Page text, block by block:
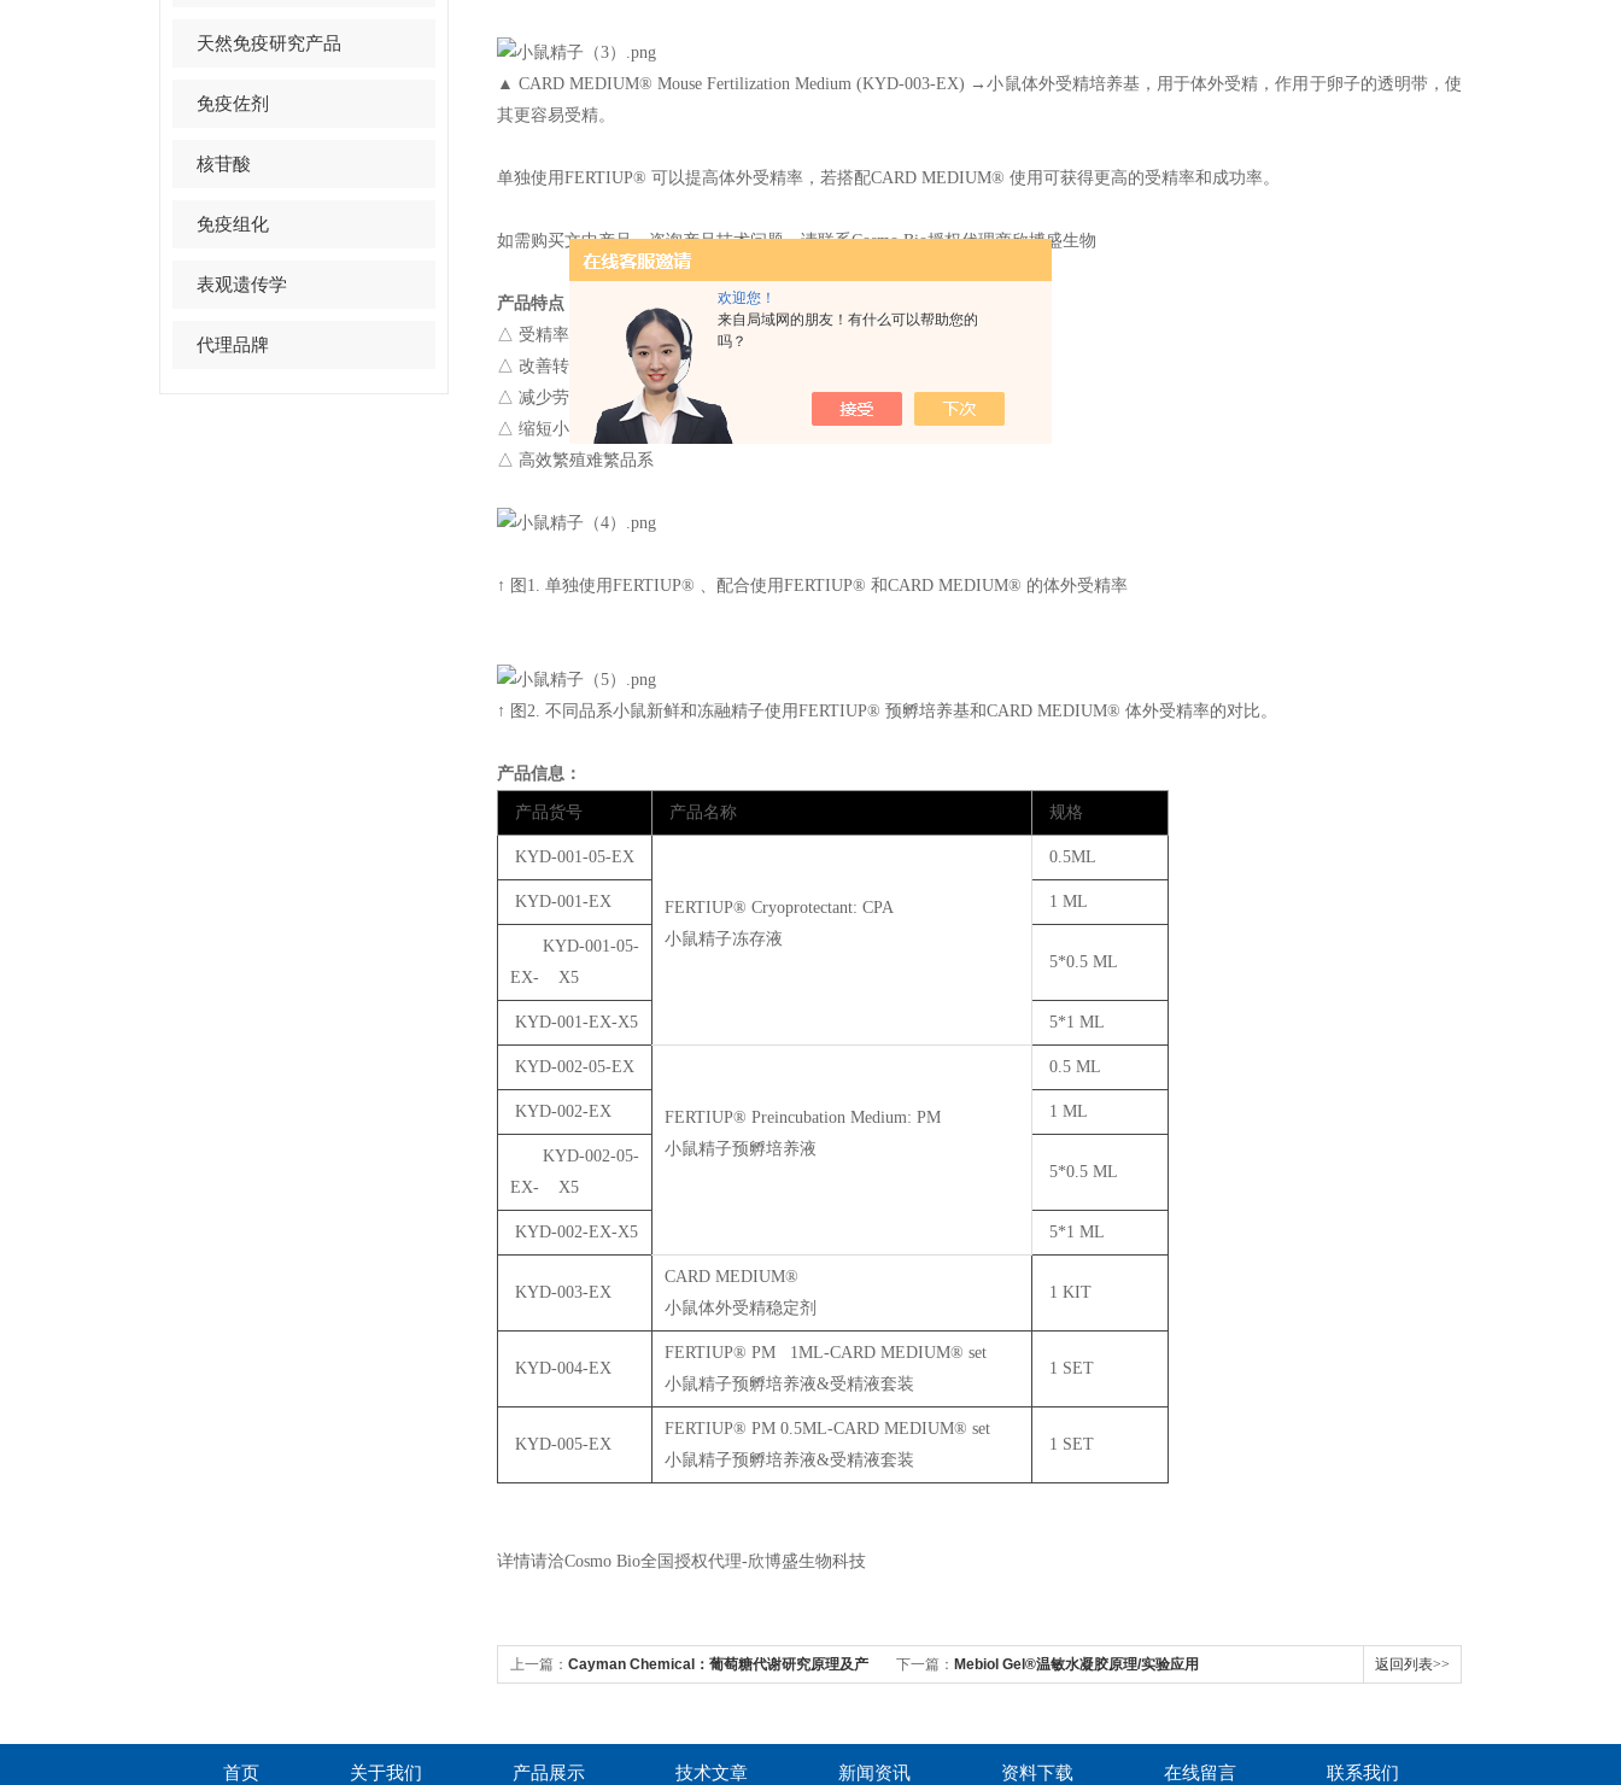
欢迎您！
来自局域网的朋友！有什么可以帮助您的
吗？
天然免疫研究产品
免疫佐剂
核苷酸
免疫组化
表观遗传学
代理品牌
▲ CARD MEDIUM® Mouse Fertilization Medium (KYD-003-EX) →小鼠体外受精培养基，用于体外受精，作用于卵子的透明带，使
其更容易受精。
单独使用FERTIUP® 可以提高体外受精率，若搭配CARD MEDIUM® 使用可获得更高的受精率和成功率。
如需购买文中产品，咨询产品技术问题，请联系Cosmo Bio授权代理商欣博盛生物
产品特点：
△ 受精率高达80%以上
△ 改善转基因小鼠管理(Tg/KO)
△ 减少劳动力、设施和饲养成本
△ 缩短小鼠繁育时间
△ 高效繁殖难繁品系
↑ 图1. 单独使用FERTIUP® 、配合使用FERTIUP® 和CARD MEDIUM® 的体外受精率
↑ 图2. 不同品系小鼠新鲜和冻融精子使用FERTIUP® 预孵培养基和CARD MEDIUM® 体外受精率的对比。
产品信息：
产品货号 产品名称 规格
KYD-001-05-EX
FERTIUP® Cryoprotectant: CPA
小鼠精子冻存液
0.5ML
KYD-001-EX 1 ML
KYD-001-05-
EX- X5
5*0.5 ML
KYD-001-EX-X5 5*1 ML
KYD-002-05-EX
FERTIUP® Preincubation Medium: PM
小鼠精子预孵培养液
0.5 ML
KYD-002-EX 1 ML
KYD-002-05-
EX- X5
5*0.5 ML
KYD-002-EX-X5 5*1 ML
KYD-003-EX
CARD MEDIUM®
小鼠体外受精稳定剂
1 KIT
KYD-004-EX
FERTIUP® PM 1ML-CARD MEDIUM® set
小鼠精子预孵培养液&受精液套装
1 SET
KYD-005-EX
FERTIUP® PM 0.5ML-CARD MEDIUM® set
小鼠精子预孵培养液&受精液套装
1 SET
详情请洽Cosmo Bio全国授权代理-欣博盛生物科技
上一篇： Cayman Chemical：葡萄糖代谢研究原理及产 下一篇： Mebiol Gel®温敏水凝胶原理/实验应用 返回列表>>
首页 关于我们 产品展示 技术文章 新闻资讯 资料下载 在线留言 联系我们